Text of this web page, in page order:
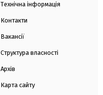
Технічна інформація
Контакти
Вакансії
Структура власності
Архів
Карта сайту